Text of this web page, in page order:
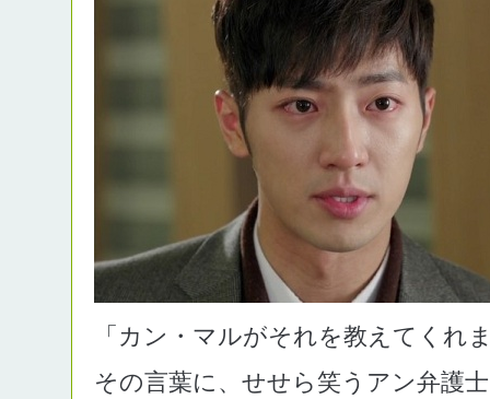
「カン・マルがそれを教えてくれ
その言葉に、せせら笑うアン弁護